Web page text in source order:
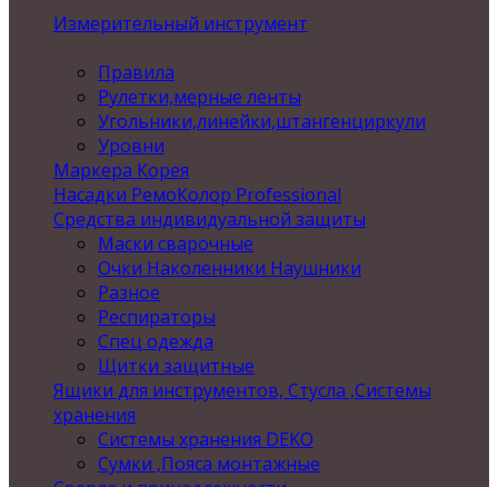
Измерительный инструмент
Правила
Рулетки,мерные ленты
Угольники,линейки,штангенциркули
Уровни
Маркера Корея
Насадки РемоКолор Professional
Средства индивидуальной защиты
Маски сварочные
Очки Наколенники Наушники
Разное
Респираторы
Спец одежда
Щитки защитные
Ящики для инструментов, Стусла ,Системы
хранения
Системы хранения DEKO
Сумки ,Пояса монтажные